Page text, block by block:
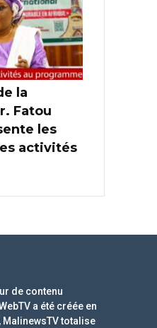
la
Fatou
les
activités
de contenu
a été créée en
MalinewsTV totalise